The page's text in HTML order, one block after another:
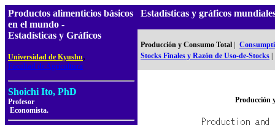
Productos alimenticios básicos
en el mundo -
Estadísticas y Gráficos
Universidad de Kyushu,
Facultad de Agricultura
Shoichi Ito, PhD
Profesor
Economista.
Estadísticas y gráficos
Producción y Consumo Total
Stocks Finales y Razón de Uso-de-Stocks
Producción